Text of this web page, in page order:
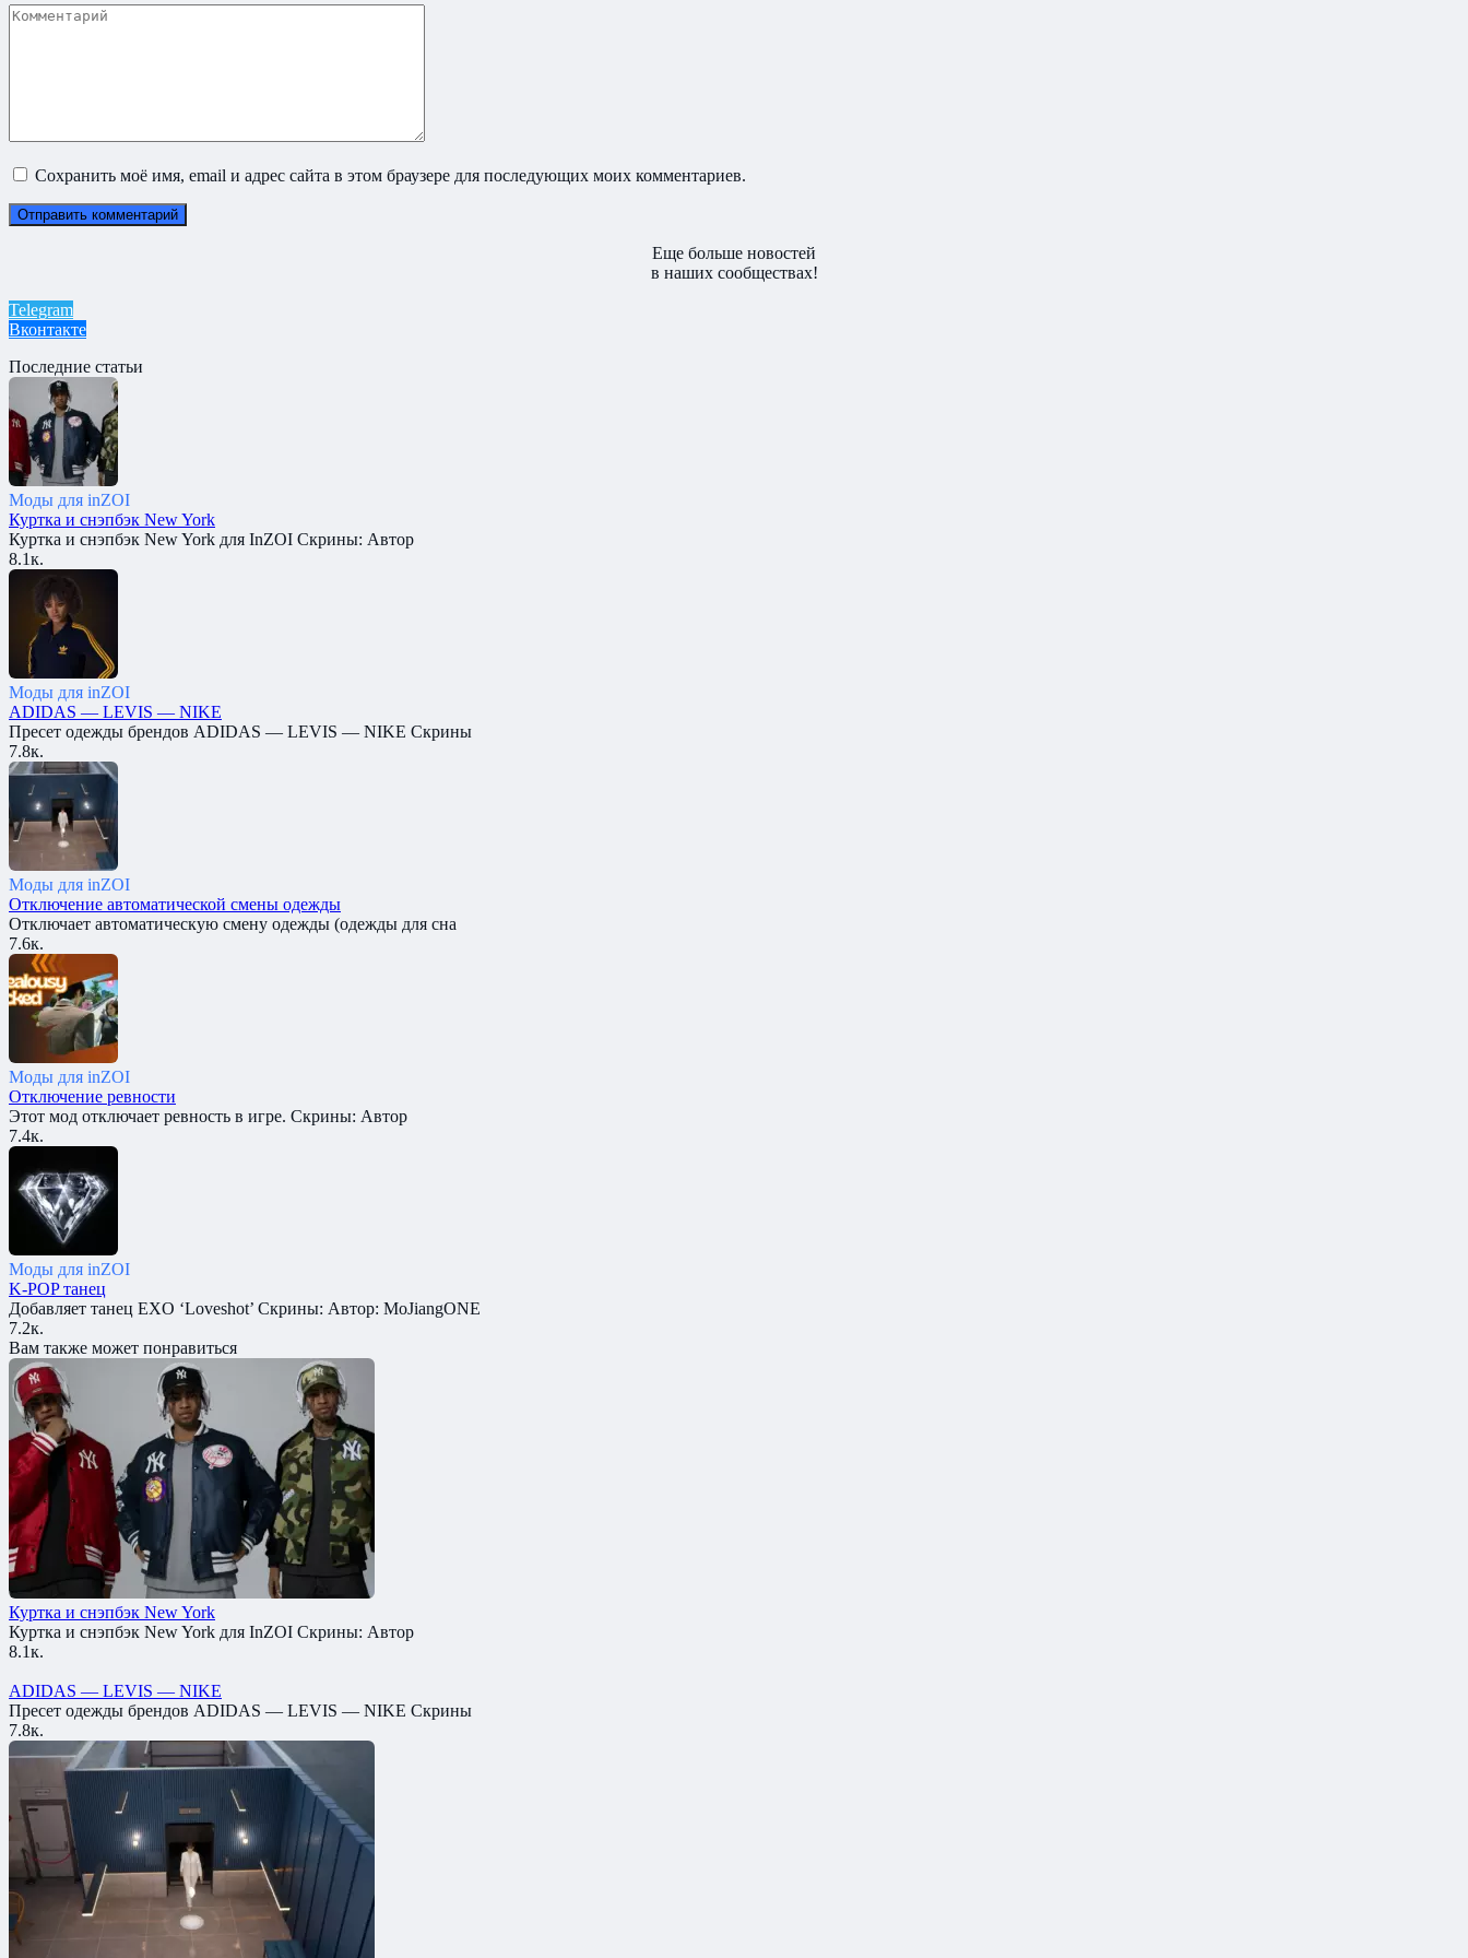
Комментарий
Сохранить моё имя, email и адрес сайта в этом браузере для последующих моих комментариев.
Еще больше новостей
в наших сообществах!
Telegram
Вконтакте
Последние статьи
Моды для inZOI
Куртка и снэпбэк New York
Куртка и снэпбэк New York для InZOI Скрины: Автор
8.1к.
Моды для inZOI
ADIDAS — LEVIS — NIKE
Пресет одежды брендов ADIDAS — LEVIS — NIKE Скрины
7.8к.
Моды для inZOI
Отключение автоматической смены одежды
Отключает автоматическую смену одежды (одежды для сна
7.6к.
Моды для inZOI
Отключение ревности
Этот мод отключает ревность в игре. Скрины: Автор
7.4к.
Моды для inZOI
K-POP танец
Добавляет танец EXO ‘Loveshot’ Скрины: Автор: MoJiangONE
7.2к.
Вам также может понравиться
Куртка и снэпбэк New York
Куртка и снэпбэк New York для InZOI Скрины: Автор
8.1к.
ADIDAS — LEVIS — NIKE
Пресет одежды брендов ADIDAS — LEVIS — NIKE Скрины
7.8к.